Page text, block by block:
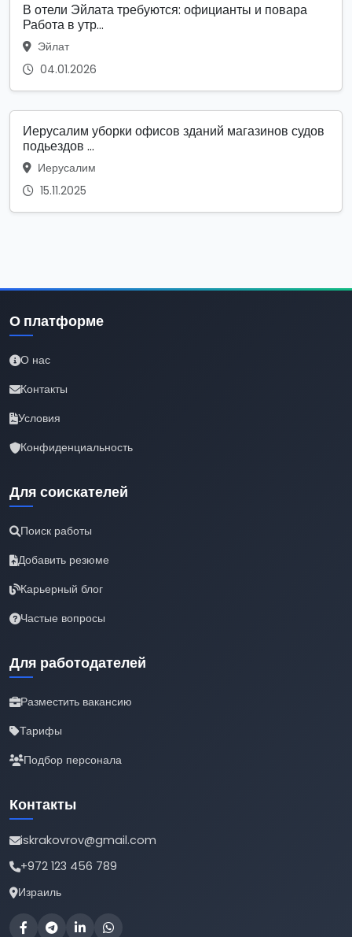
В отели Эйлата требуются: официанты и повара
Работа в утр...
Эйлат
04.01.2026
Иерусалим уборки офисов зданий магазинов судов
подьездов ...
Иерусалим
15.11.2025
О платформе
О нас
Контакты
Условия
Конфиденциальность
Для соискателей
Поиск работы
Добавить резюме
Карьерный блог
Частые вопросы
Для работодателей
Разместить вакансию
Тарифы
Подбор персонала
Контакты
iskrakovrov@gmail.com
+972 123 456 789
Израиль